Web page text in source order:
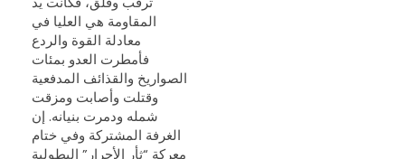
المقاومة هي العليا في
معادلة القوة والردع
فأمطرت العدو بمئات
الصواريخ والقذائف المدفعية
وقتلت وأصابت ومزقت
شمله ودمرت بنيانه. إن
الغرفة المشتركة وفي ختام
معركة “ثأر الأحرار” البطولية